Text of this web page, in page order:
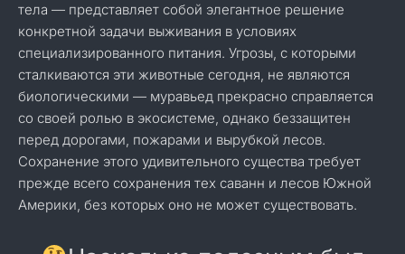
тела — представляет собой элегантное решение
конкретной задачи выживания в условиях
специализированного питания. Угрозы, с которыми
сталкиваются эти животные сегодня, не являются
биологическими — муравьед прекрасно справляется
со своей ролью в экосистеме, однако беззащитен
перед дорогами, пожарами и вырубкой лесов.
Сохранение этого удивительного существа требует
прежде всего сохранения тех саванн и лесов Южной
Америки, без которых оно не может существовать.